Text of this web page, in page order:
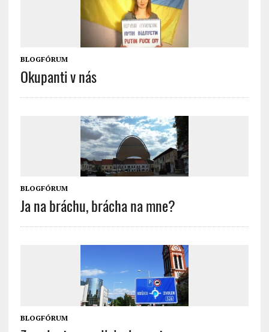
BLOGFÓRUM
Okupanti v nás
BLOGFÓRUM
Ja na bráchu, brácha na mne?
BLOGFÓRUM